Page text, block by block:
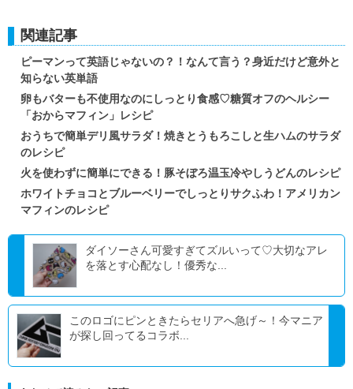
関連記事
ピーマンって英語じゃないの？！なんて言う？身近だけど意外と
知らない英単語
卵もバターも不使用なのにしっとり食感♡糖質オフのヘルシー
「おからマフィン」レシピ
おうちで簡単デリ風サラダ！焼きとうもろこしと生ハムのサラダ
のレシピ
火を使わずに簡単にできる！豚そぼろ温玉冷やしうどんのレシピ
ホワイトチョコとブルーベリーでしっとりサクふわ！アメリカン
マフィンのレシピ
ダイソーさん可愛すぎてズルいって♡大切なアレ
を落とす心配なし！優秀な...
このロゴにピンときたらセリアへ急げ～！今マニア
が探し回ってるコラボ...